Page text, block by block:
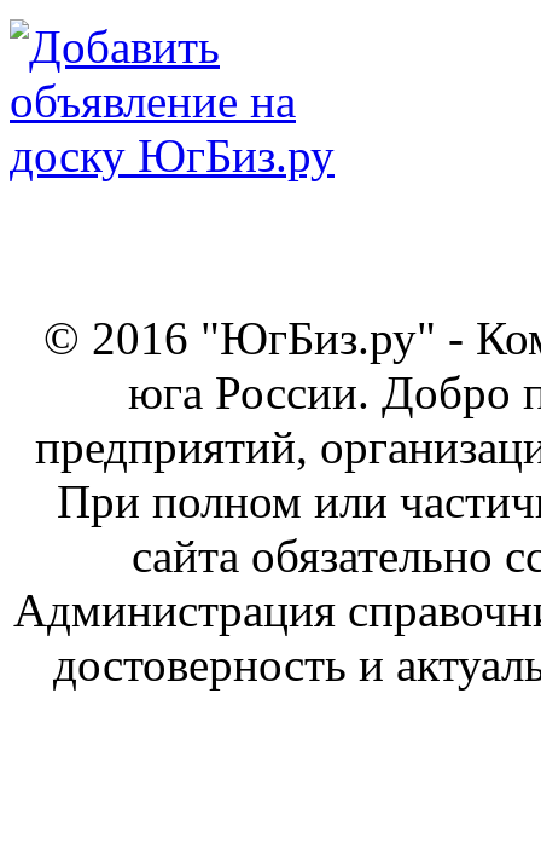
© 2016 "ЮгБиз.ру" -
юга России. Добро
предприятий,
При полном или
сайта обязательно
Администрация
достоверность и